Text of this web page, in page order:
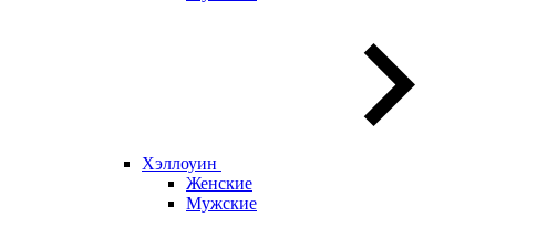
Хэллоуин
Женские
Мужские